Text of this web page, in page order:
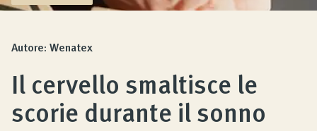
Qualità e Garanzia
Opinioni dei clienti
Autore: Wenatex
Il cervello smaltisce le
scorie durante il sonno